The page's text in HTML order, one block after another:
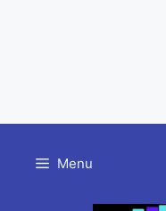
content
Menu